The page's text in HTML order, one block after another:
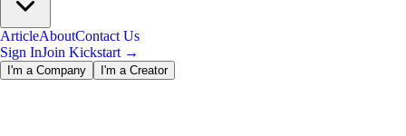
ArticleAboutContact Us
Sign InJoin Kickstart →
I'm a Company I'm a Creator